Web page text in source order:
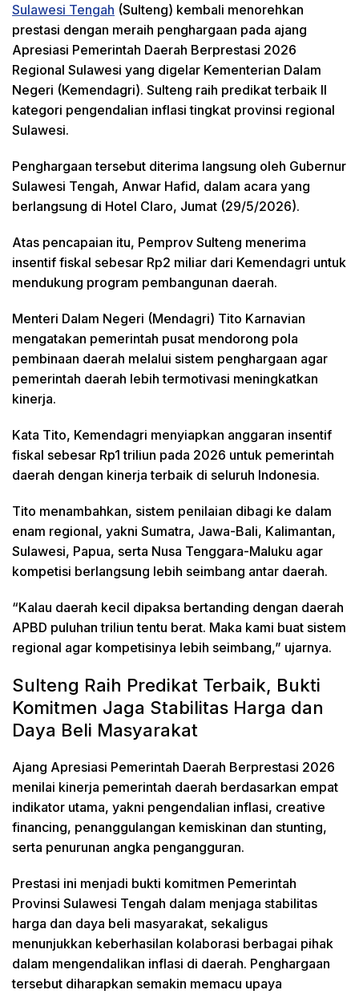
Sulawesi Tengah (Sulteng) kembali menorehkan
prestasi dengan meraih penghargaan pada ajang
Apresiasi Pemerintah Daerah Berprestasi 2026
Regional Sulawesi yang digelar Kementerian Dalam
Negeri (Kemendagri). Sulteng raih predikat terbaik II
kategori pengendalian inflasi tingkat provinsi regional
Sulawesi.
Penghargaan tersebut diterima langsung oleh Gubernur
Sulawesi Tengah, Anwar Hafid, dalam acara yang
berlangsung di Hotel Claro, Jumat (29/5/2026).
Atas pencapaian itu, Pemprov Sulteng menerima
insentif fiskal sebesar Rp2 miliar dari Kemendagri untuk
mendukung program pembangunan daerah.
Menteri Dalam Negeri (Mendagri) Tito Karnavian
mengatakan pemerintah pusat mendorong pola
pembinaan daerah melalui sistem penghargaan agar
pemerintah daerah lebih termotivasi meningkatkan
kinerja.
Kata Tito, Kemendagri menyiapkan anggaran insentif
fiskal sebesar Rp1 triliun pada 2026 untuk pemerintah
daerah dengan kinerja terbaik di seluruh Indonesia.
Tito menambahkan, sistem penilaian dibagi ke dalam
enam regional, yakni Sumatra, Jawa-Bali, Kalimantan,
Sulawesi, Papua, serta Nusa Tenggara-Maluku agar
kompetisi berlangsung lebih seimbang antar daerah.
“Kalau daerah kecil dipaksa bertanding dengan daerah
APBD puluhan triliun tentu berat. Maka kami buat sistem
regional agar kompetisinya lebih seimbang,” ujarnya.
Sulteng Raih Predikat Terbaik, Bukti
Komitmen Jaga Stabilitas Harga dan
Daya Beli Masyarakat
Ajang Apresiasi Pemerintah Daerah Berprestasi 2026
menilai kinerja pemerintah daerah berdasarkan empat
indikator utama, yakni pengendalian inflasi, creative
financing, penanggulangan kemiskinan dan stunting,
serta penurunan angka pengangguran.
Prestasi ini menjadi bukti komitmen Pemerintah
Provinsi Sulawesi Tengah dalam menjaga stabilitas
harga dan daya beli masyarakat, sekaligus
menunjukkan keberhasilan kolaborasi berbagai pihak
dalam mengendalikan inflasi di daerah. Penghargaan
tersebut diharapkan semakin memacu upaya